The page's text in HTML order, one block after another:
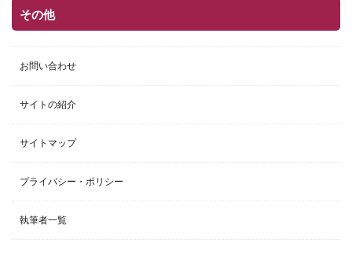
その他
お問い合わせ
サイトの紹介
サイトマップ
プライバシー・ポリシー
執筆者一覧